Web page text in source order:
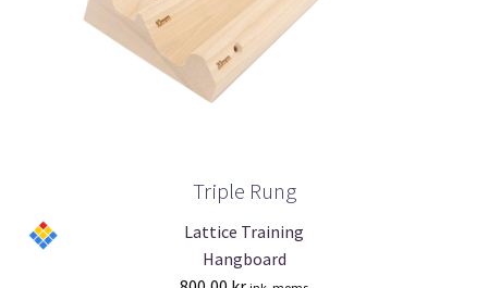
Triple Rung
Lattice Training
Hangboard